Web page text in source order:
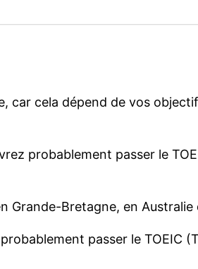
car cela dépend de vos
probablement passer le
Grande-Bretagne, en
passer le TOEIC